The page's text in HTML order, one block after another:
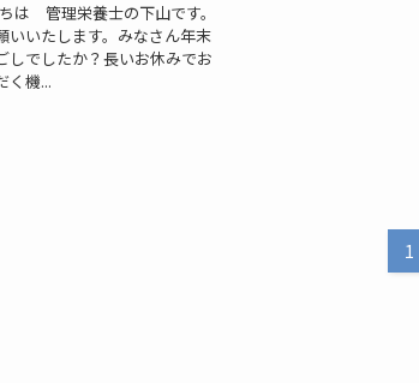
は 管理栄養士の下山です。
いいたします。みなさん年末
しでしたか？長いお休みでお
く機...
1